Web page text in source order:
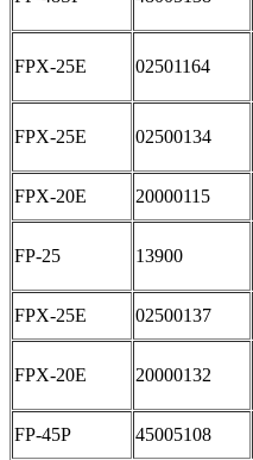
FPX-25E 02501164
FPX-25E 02500134
FPX-20E 20000115
FP-25 13900
FPX-25E 02500137
FPX-20E 20000132
FP-45P 45005108